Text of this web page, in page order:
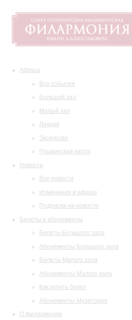
Афиша
Все события
Большой зал
Малый зал
Лекции
Экскурсии
Пушкинская карта
Новости
Все новости
Изменения в афише
Подписка на новости
Билеты и абонементы
Билеты Большого зала
Абонементы Большого зала
Билеты Малого зала
Абонементы Малого зала
Как купить билет
Абонементы Музитория
О филармонии